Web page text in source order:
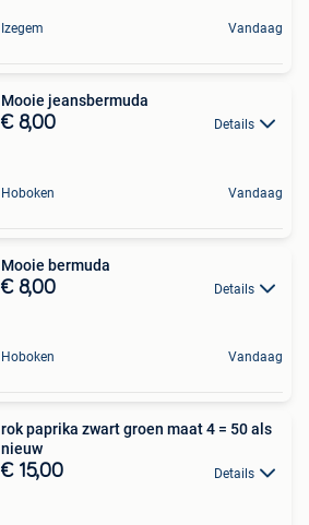
Izegem Vandaag
Mooie jeansbermuda
€ 8,00 Details
Hoboken Vandaag
Mooie bermuda
€ 8,00 Details
Hoboken Vandaag
rok paprika zwart groen maat 4 = 50 als
nieuw
€ 15,00 Details